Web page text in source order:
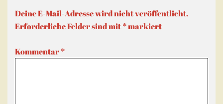
Deine E-Mail-Adresse wird nicht veröffentlicht.
Erforderliche Felder sind mit*markiert
Kommentar*